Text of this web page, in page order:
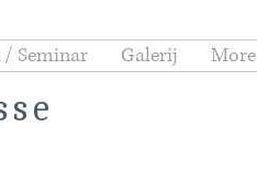
Seminar Galerij More